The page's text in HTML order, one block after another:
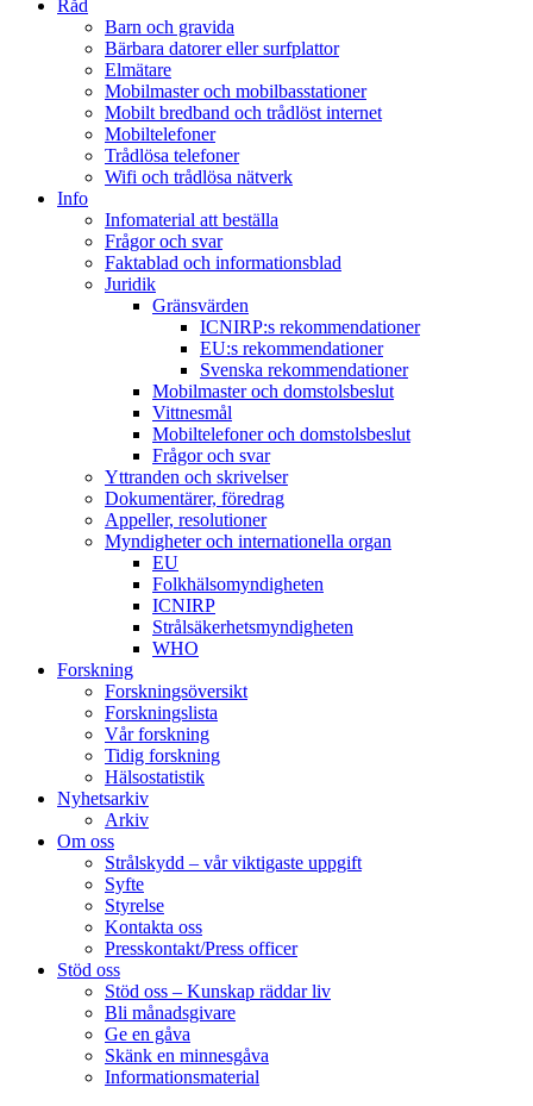
Råd
Barn och gravida
Bärbara datorer eller surfplattor
Elmätare
Mobilmaster och mobilbasstationer
Mobilt bredband och trådlöst internet
Mobiltelefoner
Trådlösa telefoner
Wifi och trådlösa nätverk
Info
Infomaterial att beställa
Frågor och svar
Faktablad och informationsblad
Juridik
Gränsvärden
ICNIRP:s rekommendationer
EU:s rekommendationer
Svenska rekommendationer
Mobilmaster och domstolsbeslut
Vittnesmål
Mobiltelefoner och domstolsbeslut
Frågor och svar
Yttranden och skrivelser
Dokumentärer, föredrag
Appeller, resolutioner
Myndigheter och internationella organ
EU
Folkhälsomyndigheten
ICNIRP
Strålsäkerhetsmyndigheten
WHO
Forskning
Forskningsöversikt
Forskningslista
Vår forskning
Tidig forskning
Hälsostatistik
Nyhetsarkiv
Arkiv
Om oss
Strålskydd – vår viktigaste uppgift
Syfte
Styrelse
Kontakta oss
Presskontakt/Press officer
Stöd oss
Stöd oss – Kunskap räddar liv
Bli månadsgivare
Ge en gåva
Skänk en minnesgåva
Informationsmaterial